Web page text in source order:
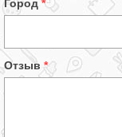
Город *
Отзыв *